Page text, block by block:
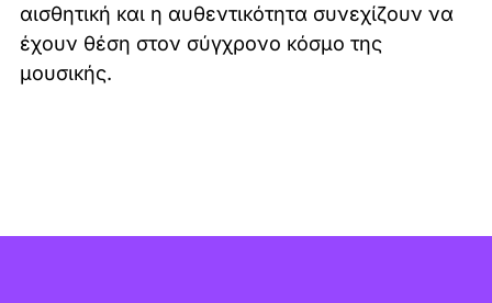
αισθητική και η αυθεντικότητα συνεχίζουν να
έχουν θέση στον σύγχρονο κόσμο της
μουσικής.